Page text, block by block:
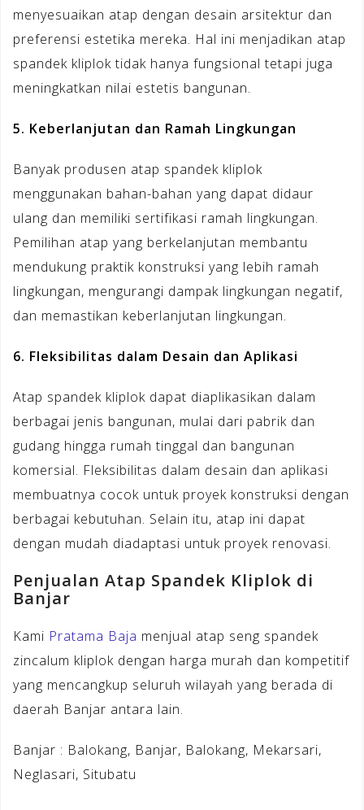
menyesuaikan atap dengan desain arsitektur dan
preferensi estetika mereka. Hal ini menjadikan atap
spandek kliplok tidak hanya fungsional tetapi juga
meningkatkan nilai estetis bangunan.
5. Keberlanjutan dan Ramah Lingkungan
Banyak produsen atap spandek kliplok
menggunakan bahan-bahan yang dapat didaur
ulang dan memiliki sertifikasi ramah lingkungan.
Pemilihan atap yang berkelanjutan membantu
mendukung praktik konstruksi yang lebih ramah
lingkungan, mengurangi dampak lingkungan negatif,
dan memastikan keberlanjutan lingkungan.
6. Fleksibilitas dalam Desain dan Aplikasi
Atap spandek kliplok dapat diaplikasikan dalam
berbagai jenis bangunan, mulai dari pabrik dan
gudang hingga rumah tinggal dan bangunan
komersial. Fleksibilitas dalam desain dan aplikasi
membuatnya cocok untuk proyek konstruksi dengan
berbagai kebutuhan. Selain itu, atap ini dapat
dengan mudah diadaptasi untuk proyek renovasi.
Penjualan Atap Spandek Kliplok di
Banjar
Kami Pratama Baja menjual atap seng spandek
zincalum kliplok dengan harga murah dan kompetitif
yang mencangkup seluruh wilayah yang berada di
daerah Banjar antara lain.
Banjar : Balokang, Banjar, Balokang, Mekarsari,
Neglasari, Situbatu